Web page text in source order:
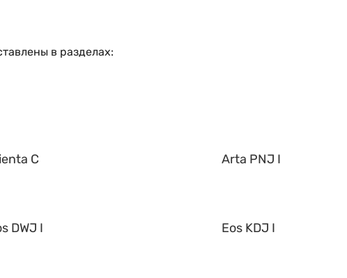
в разделах:
C Arta PNJ I
DWJ I Eos KDJ I